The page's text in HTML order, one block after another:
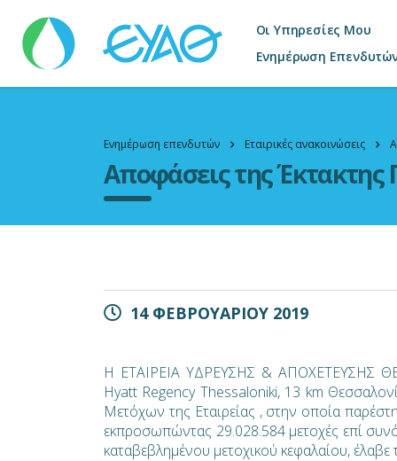
Οι Υπηρεσίες Μου
Ενημέρωση
Ενημέρωση επενδυτών Εταιρικές ανακοινώσεις
Αποφάσεις της Έκτακτης
14 ΦΕΒΡΟΥΑΡΙΟΥ 2019
Η ΕΤΑΙΡΕΙΑ ΥΔΡΕΥΣΗΣ & ΑΠΟΧΕΤΕΥΣΗΣ
Hyatt Regency Thessaloniki, 13 km
Μετόχων της Εταιρείας , στην οποία
εκπροσωπώντας 29.028.584 μετοχές επί
καταβεβλημένου μετοχικού κεφαλαίου,